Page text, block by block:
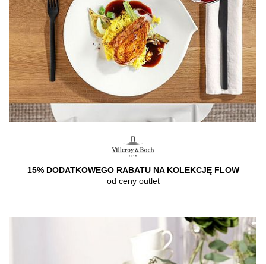
15% DODATKOWEGO RABATU NA KOLEKCJĘ FLOW
od ceny outlet